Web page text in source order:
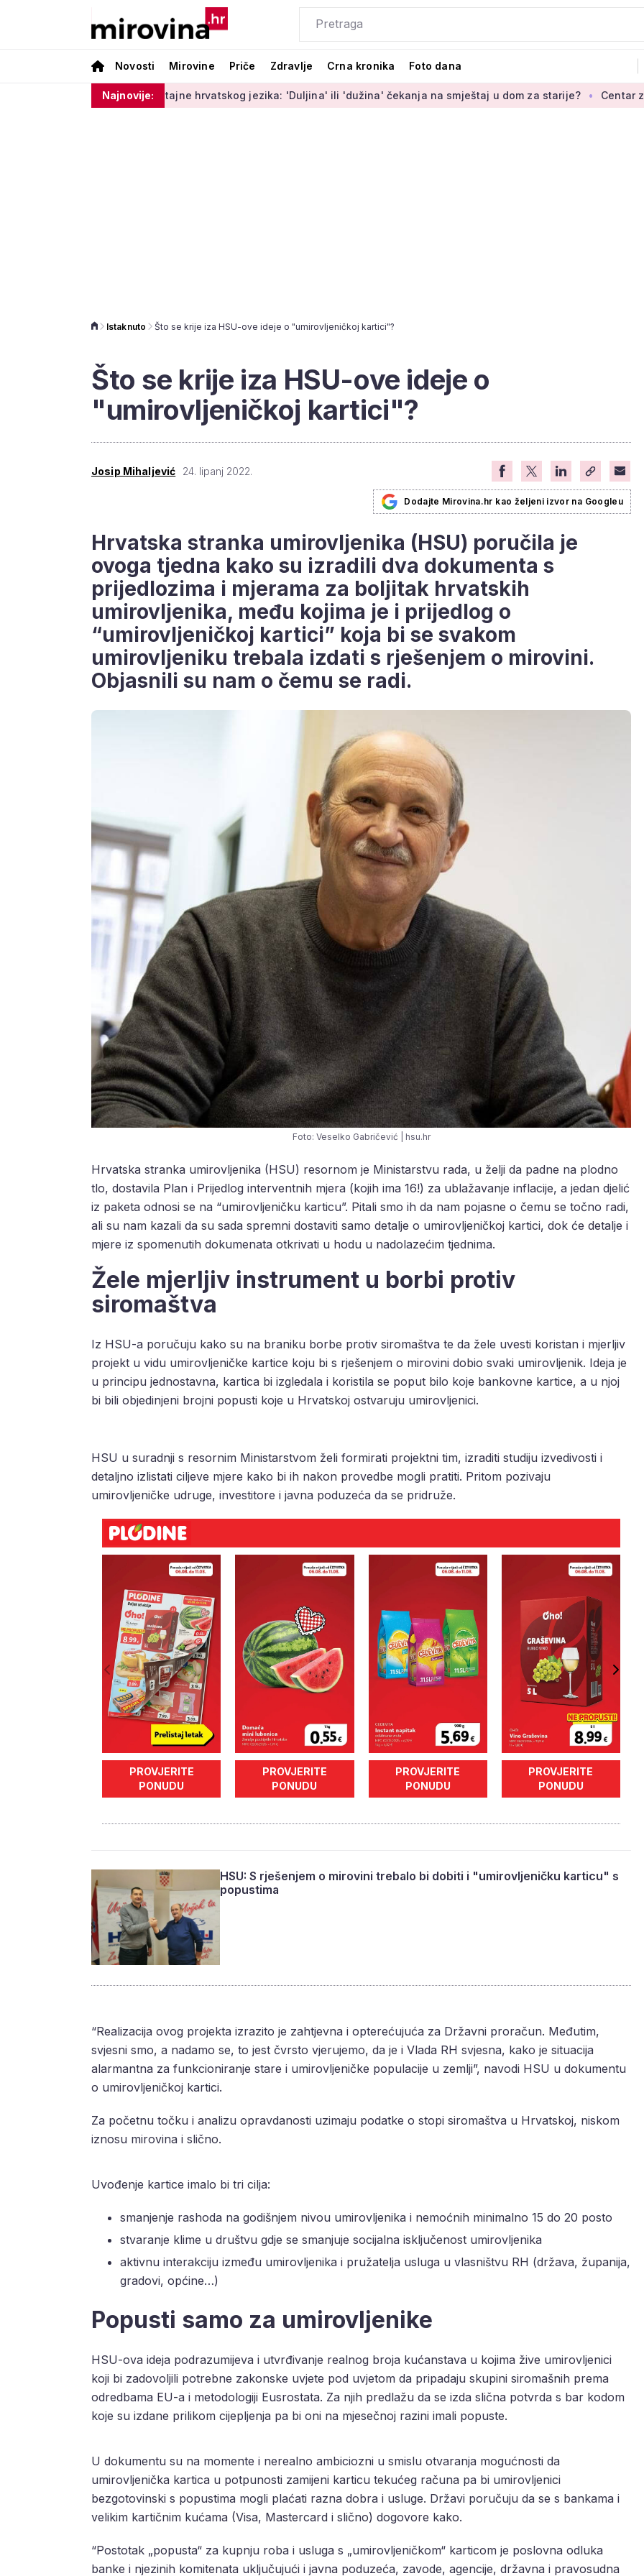
Novosti Mirovine Priče Zdravlje Crna kronika Foto dana
Najnovije:
Male tajne hrvatskog jezika: 'Duljina' ili 'dužina' čekanja na smještaj u dom za starije? Centar za starije
Istaknuto Što se krije iza HSU-ove ideje o "umirovljeničkoj kartici"?
Što se krije iza HSU-ove ideje o
"umirovljeničkoj kartici"?
Josip Mihaljević 24. lipanj 2022.
Dodajte Mirovina.hr kao željeni izvor na Googleu
Hrvatska stranka umirovljenika (HSU) poručila je
ovoga tjedna kako su izradili dva dokumenta s
prijedlozima i mjerama za boljitak hrvatskih
umirovljenika, među kojima je i prijedlog o
“umirovljeničkoj kartici” koja bi se svakom
umirovljeniku trebala izdati s rješenjem o mirovini.
Objasnili su nam o čemu se radi.
Foto: Veselko Gabričević | hsu.hr
Hrvatska stranka umirovljenika (HSU) resornom je Ministarstvu rada, u želji da padne na plodno
tlo, dostavila Plan i Prijedlog interventnih mjera (kojih ima 16!) za ublažavanje inflacije, a jedan djelić
iz paketa odnosi se na “umirovljeničku karticu”. Pitali smo ih da nam pojasne o čemu se točno radi,
ali su nam kazali da su sada spremni dostaviti samo detalje o umirovljeničkoj kartici, dok će detalje i
mjere iz spomenutih dokumenata otkrivati u hodu u nadolazećim tjednima.
Žele mjerljiv instrument u borbi protiv
siromaštva
Iz HSU-a poručuju kako su na braniku borbe protiv siromaštva te da žele uvesti koristan i mjerljiv
projekt u vidu umirovljeničke kartice koju bi s rješenjem o mirovini dobio svaki umirovljenik. Ideja je
u principu jednostavna, kartica bi izgledala i koristila se poput bilo koje bankovne kartice, a u njoj
bi bili objedinjeni brojni popusti koje u Hrvatskoj ostvaruju umirovljenici.
HSU u suradnji s resornim Ministarstvom želi formirati projektni tim, izraditi studiju izvedivosti i
detaljno izlistati ciljeve mjere kako bi ih nakon provedbe mogli pratiti. Pritom pozivaju
umirovljeničke udruge, investitore i javna poduzeća da se pridruže.
PROVJERITE
PONUDU
PROVJERITE
PONUDU
PROVJERITE
PONUDU
PROVJERITE
PONUDU
HSU: S rješenjem o mirovini trebalo bi dobiti i "umirovljeničku karticu" s
popustima
“Realizacija ovog projekta izrazito je zahtjevna i opterećujuća za Državni proračun. Međutim,
svjesni smo, a nadamo se, to jest čvrsto vjerujemo, da je i Vlada RH svjesna, kako je situacija
alarmantna za funkcioniranje stare i umirovljeničke populacije u zemlji”, navodi HSU u dokumentu
o umirovljeničkoj kartici.
Za početnu točku i analizu opravdanosti uzimaju podatke o stopi siromaštva u Hrvatskoj, niskom
iznosu mirovina i slično.
Uvođenje kartice imalo bi tri cilja:
smanjenje rashoda na godišnjem nivou umirovljenika i nemoćnih minimalno 15 do 20 posto
stvaranje klime u društvu gdje se smanjuje socijalna isključenost umirovljenika
aktivnu interakciju između umirovljenika i pružatelja usluga u vlasništvu RH (država, županija,
gradovi, općine…)
Popusti samo za umirovljenike
HSU-ova ideja podrazumijeva i utvrđivanje realnog broja kućanstava u kojima žive umirovljenici
koji bi zadovoljili potrebne zakonske uvjete pod uvjetom da pripadaju skupini siromašnih prema
odredbama EU-a i metodologiji Eusrostata. Za njih predlažu da se izda slična potvrda s bar kodom
koje su izdane prilikom cijepljenja pa bi oni na mjesečnoj razini imali popuste.
U dokumentu su na momente i nerealno ambiciozni u smislu otvaranja mogućnosti da
umirovljenička kartica u potpunosti zamijeni karticu tekućeg računa pa bi umirovljenici
bezgotovinski s popustima mogli plaćati razna dobra i usluge. Državi poručuju da se s bankama i
velikim kartičnim kućama (Visa, Mastercard i slično) dogovore kako.
“Postotak „popusta“ za kupnju roba i usluga s „umirovljeničkom“ karticom je poslovna odluka
banke i njezinih komitenata uključujući i javna poduzeća, zavode, agencije, državna i pravosudna